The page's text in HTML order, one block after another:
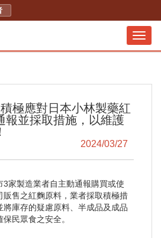
極應對日本小林製藥紅
報並採取措施，以維護
2024/03/27
3家製造業者自主動通報購買或使
販售之紅麴原料，業者採取積極措
將庫存的疑慮原料、半成品及成品
民眾食之安全。